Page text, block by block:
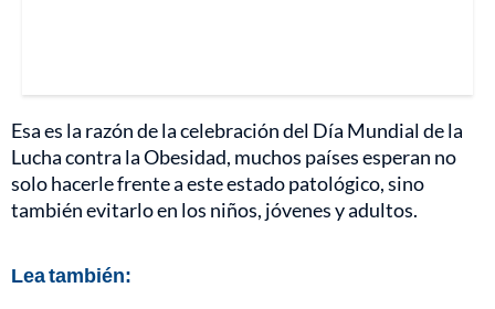
Esa es la razón de la celebración del Día Mundial de la
Lucha contra la Obesidad, muchos países esperan no
solo hacerle frente a este estado patológico, sino
también evitarlo en los niños, jóvenes y adultos.
Lea también: